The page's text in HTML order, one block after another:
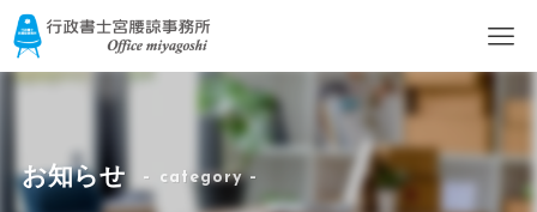
お知らせ – category –